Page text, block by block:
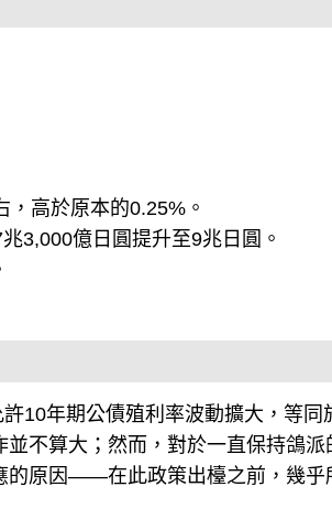
高於原本的0.25%。
3,000億日圓提升至9兆日圓。
10年期公債殖利率波動擴大，等
不算大；然而，對於一直保持鴿
的原因——在此政策出檯之前，幾乎